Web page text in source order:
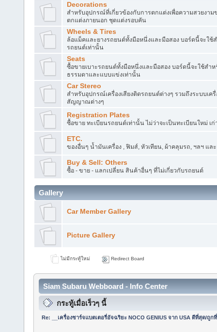
Decorations
สำหรับอุปกรณ์ที่เกี่ยวข้องกับการตกแต่งเพื่อความสวยงาม
ตกแต่งภายนอก ชุดแต่งรอบคัน
Wheels & Tires
ล้อแม็คและยางรถยนต์ทั้งมือหนึ่งและมือสอง บอร์ดนี้จะใช้
รถยนต์เท่านั้น
Seats
ซื้อขายเบาะรถยนต์ทั้งมือหนึ่งและมือสอง บอร์ดนี้จะใช้สำ
ธรรมดาและแบบแข่งเท่านั้น
Car Stereo
สำหรับอุปกรณ์เครื่องเสียงติดรถยนต์ต่างๆ รวมถึงระบบเครื่
สัญญาณต่างๆ
Registration Plates
ซื้อขาย ทะเบียนรถยนต์เท่านั้น ไม่ว่าจะเป็นทะเบียนใหม่ เ
ETC.
ของอื่นๆ น้ำมันเครื่อง , ฟิมส์, หัวเทียน, ผ้าคลุมรถ, ฯลฯ แล
Buy & Sell: Others
ซื้อ - ขาย - แลกเปลี่ยน สินค้าอื่นๆ ที่ไม่เกี่ยวกับรถยนต์
Gallery
Car Member Gallery
Picture Gallery
ไม่มีกระทู้ใหม่ Redirect Board
Siam Subaru Webboard - Info Center
กระทู้เมื่อเร็วๆ นี้
Re: __เครื่องชาร์จแบตเตอรี่อัจฉริยะ NOCO GENIUS จาก USA ดีที่สุด/ถูก